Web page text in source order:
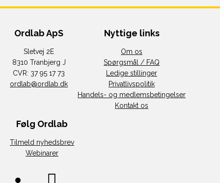
Ordlab ApS
Sletvej 2E
8310 Tranbjerg J
CVR: 37 95 17 73
ordlab@ordlab.dk
Nyttige links
Om os
Spørgsmål / FAQ
Ledige stillinger
Privatlivspolitik
Handels- og medlemsbetingelser
Kontakt os
Følg Ordlab
Tilmeld nyhedsbrev
Webinarer